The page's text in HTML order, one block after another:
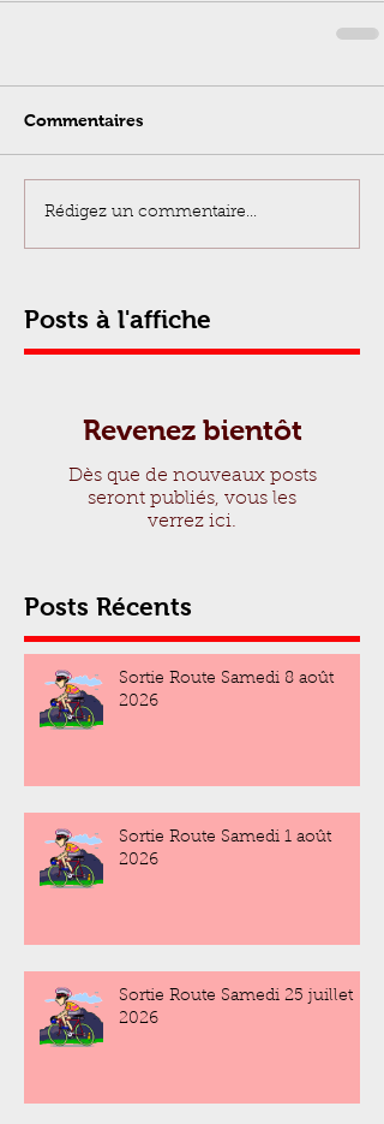
Commentaires
Rédigez un commentaire...
Posts à l'affiche
Revenez bientôt
Dès que de nouveaux posts
seront publiés, vous les
verrez ici.
Posts Récents
Sortie Route Samedi 8 août
2026
Sortie Route Samedi 1 août
2026
Sortie Route Samedi 25 juillet
2026